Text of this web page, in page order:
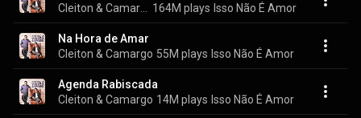
164M plays Isso Não É Amor
Na Hora de Amar
Cleiton & Camargo 55M plays Isso Não É Amor
Agenda Rabiscada
Cleiton & Camargo 14M plays Isso Não É Amor